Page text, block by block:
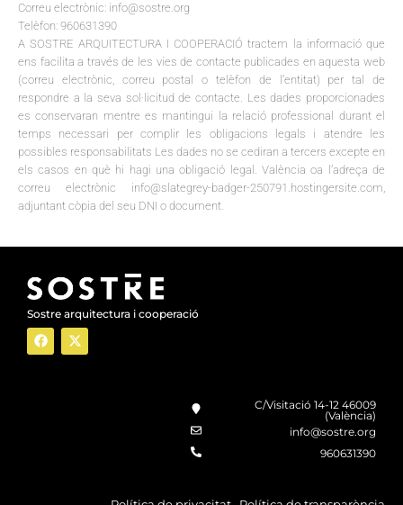
Correu electrònic: info@sostre.org
Telèfon: 960631390
A SOSTRE ARQUITECTURA I COOPERACIÓ tractem la informació que
ens facilita a través de les vies de contacte publicades en aquesta web
(correu electrònic, correu postal o telèfon de l’entitat) per tal de
respondre a la seva sol·licitud de contacte. Les dades proporcionades
es conservaran mentre es mantingui la relació professional durant el
temps necessari per complir les obligacions legals i atendre les
possibles responsabilitats Les dades no se cediran a tercers excepte en
els casos en què hi hagi una obligació legal. València oa l’adreça de
correu electrònic info@slategrey-badger-250791.hostingersite.com,
adjuntant còpia del seu DNI o document.
Sostre arquitectura i cooperació
C/Visitació 14-12 46009
(València)
info@sostre.org
960631390